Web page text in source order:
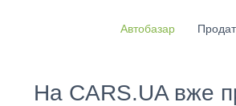
Автобазар
На CARS.UA вже